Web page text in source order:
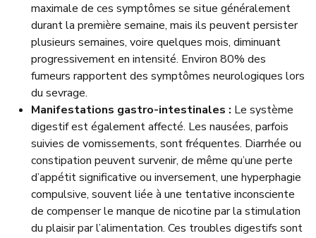
maximale de ces symptômes se situe généralement
durant la première semaine, mais ils peuvent persister
plusieurs semaines, voire quelques mois, diminuant
progressivement en intensité. Environ 80% des
fumeurs rapportent des symptômes neurologiques lors
du sevrage.
Manifestations gastro-intestinales : Le système
digestif est également affecté. Les nausées, parfois
suivies de vomissements, sont fréquentes. Diarrhée ou
constipation peuvent survenir, de même qu’une perte
d’appétit significative ou inversement, une hyperphagie
compulsive, souvent liée à une tentative inconsciente
de compenser le manque de nicotine par la stimulation
du plaisir par l’alimentation. Ces troubles digestifs sont